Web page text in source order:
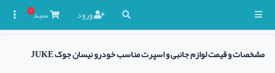
ورود سبد۰
مشخصات و قیمت لوازم جانبی و اسپرت مناسب خودرو نیسان جوک JUKE